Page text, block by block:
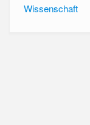
Wissenschaft